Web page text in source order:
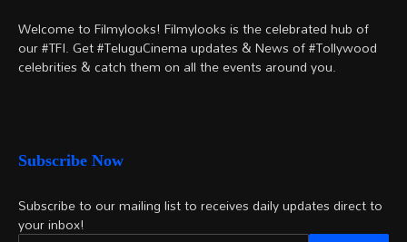
Welcome to Filmylooks! Filmylooks is the celebrated hub of
our #TFI. Get #TeluguCinema updates & News of #Tollywood
celebrities & catch them on all the events around you.
Subscribe Now
Subscribe to our mailing list to receives daily updates direct to
your inbox!